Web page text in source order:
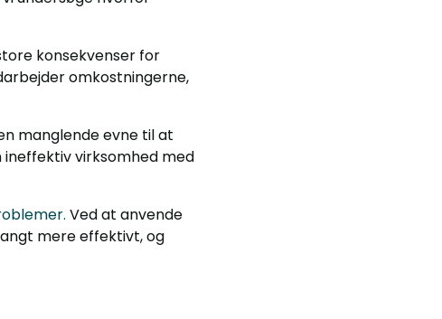
konsekvenser for
omkostningerne,
manglende evne til at
virksomhed med
Ved at anvende
mere effektivt, og